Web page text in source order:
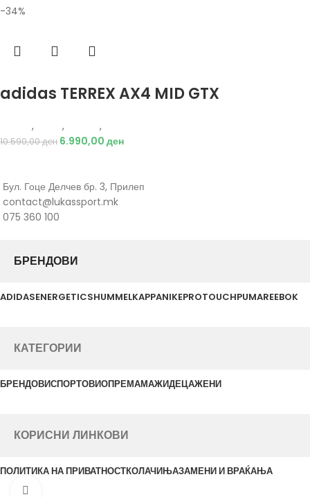
-34%
adidas TERREX AX4 MID GTX
, , ,
10.590,00ден 6.990,00 ден
Бул. Гоце Делчев бр. 3, Прилеп
contact@lukassport.mk
075 360 100
БРЕНДОВИ
ADIDASENERGETICSHUMMELKAPPANIKEPROTOUCHPUMAREEBOK
КАТЕГОРИИ
БРЕНДОВИСПОРТОВИОПРЕМАМАЖИДЕЦАЖЕНИ
КОРИСНИ ЛИНКОВИ
ПОЛИТИКА НА ПРИВАТНОСТКОЛАЧИЊАЗАМЕНИ И ВРАЌАЊА